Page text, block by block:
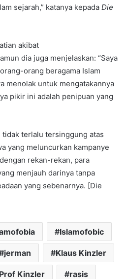
sejarah,” katanya kepada Die
akibat
dia juga menjelaskan: “Saya
orang beragama Islam
menolak untuk mengatakannya
pikir ini adalah penipuan yang
terlalu tersinggung atas
yang meluncurkan kampanye
rekan-rekan, para
menjauh darinya tanpa
yang sebenarnya. [Die
Islamofobic
jerman Klaus Kinzler
Prof Kinzler rasis